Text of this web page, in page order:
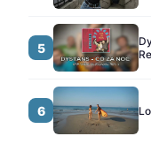
5
6